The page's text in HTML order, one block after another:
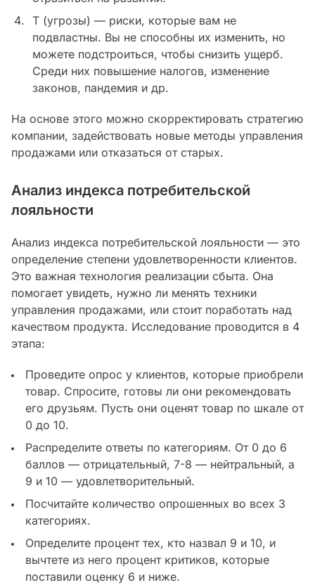
T (угрозы) — риски, которые вам не
подвластны. Вы не способны их изменить, но
можете подстроиться, чтобы снизить ущерб.
Среди них повышение налогов, изменение
законов, пандемия и др.
На основе этого можно скорректировать стратегию
компании, задействовать новые методы управления
продажами или отказаться от старых.
Анализ индекса потребительской
лояльности
Анализ индекса потребительской лояльности — это
определение степени удовлетворенности клиентов.
Это важная технология реализации сбыта. Она
помогает увидеть, нужно ли менять техники
управления продажами, или стоит поработать над
качеством продукта. Исследование проводится в 4
этапа:
Проведите опрос у клиентов, которые приобрели
товар. Спросите, готовы ли они рекомендовать
его друзьям. Пусть они оценят товар по шкале от
0 до 10.
Распределите ответы по категориям. От 0 до 6
баллов — отрицательный, 7-8 — нейтральный, а
9 и 10 — удовлетворительный.
Посчитайте количество опрошенных во всех 3
категориях.
Определите процент тех, кто назвал 9 и 10, и
вычтете из него процент критиков, которые
поставили оценку 6 и ниже.